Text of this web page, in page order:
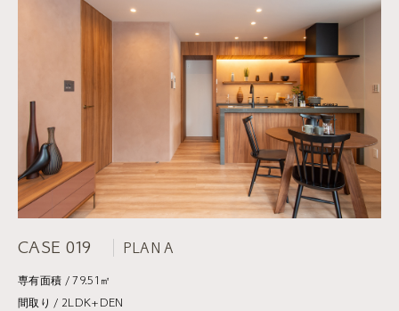
CASE 019 PLAN A
専有面積 / 79.51㎡
間取り / 2LDK+DEN